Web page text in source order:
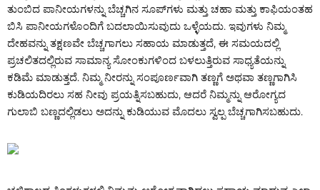
ತುಂಬಿದ ಪಾನೀಯಗಳನ್ನು ಬೆಚ್ಚಗಿನ ಸೂಪ್‌ಗಳು ಮತ್ತು ಚಹಾ ಮತ್ತು ಕಾಫಿಯಂತಹ
ಬಿಸಿ ಪಾನೀಯಗಳೊಂದಿಗೆ ಬದಲಾಯಿಸುವುದು ಒಳ್ಳೆಯದು. ಇವುಗಳು ನಿಮ್ಮ
ದೇಹವನ್ನು ತಕ್ಷಣವೇ ಬೆಚ್ಚಗಾಗಲು ಸಹಾಯ ಮಾಡುತ್ತದೆ, ಈ ಸಮಯದಲ್ಲಿ
ಪ್ರಚಲಿತದಲ್ಲಿರುವ ಸಾಮಾನ್ಯ ಸೋಂಕುಗಳಿಂದ ಬಳಲುತ್ತಿರುವ ಸಾಧ್ಯತೆಯನ್ನು
ಕಡಿಮೆ ಮಾಡುತ್ತದೆ. ನಿಮ್ಮ ನೀರನ್ನು ಸಂಪೂರ್ಣವಾಗಿ ತಣ್ಣಗೆ ಅಥವಾ ತಣ್ಣಗಾಗಿಸಿ
ಕುಡಿಯದಿರಲು ಸಹ ನೀವು ಪ್ರಯತ್ನಿಸಬಹುದು, ಆದರೆ ನಿಮ್ಮನ್ನು ಆರೋಗ್ಯದ
ಗುಲಾಬಿ ಬಣ್ಣದಲ್ಲಿಡಲು ಅದನ್ನು ಕುಡಿಯುವ ಮೊದಲು ಸ್ವಲ್ಪ ಬೆಚ್ಚಗಾಗಿಸಬಹುದು.